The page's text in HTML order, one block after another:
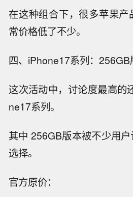
在这种组合下，很多苹果产
常价格低了不少。
四、iPhone17系列：
这次活动中，讨论度最高的
ne17系列。
其中 256GB版本被不少用
选择。
官方原价：